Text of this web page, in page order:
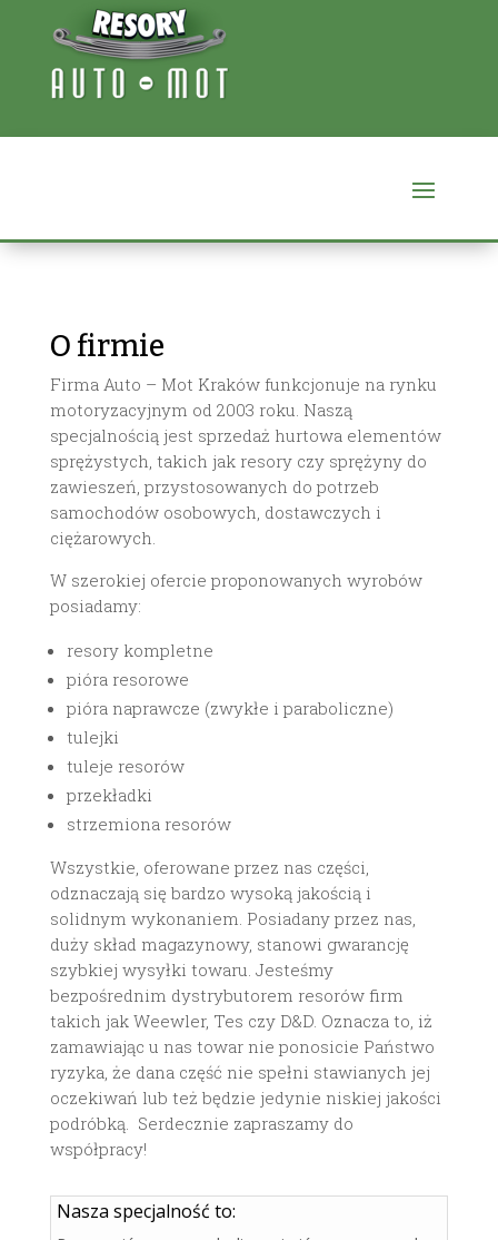
O firmie
Firma Auto – Mot Kraków funkcjonuje na rynku
motoryzacyjnym od 2003 roku. Naszą
specjalnością jest sprzedaż hurtowa elementów
sprężystych, takich jak resory czy sprężyny do
zawieszeń, przystosowanych do potrzeb
samochodów osobowych, dostawczych i
ciężarowych.
W szerokiej ofercie proponowanych wyrobów
posiadamy:
resory kompletne
pióra resorowe
pióra naprawcze (zwykłe i paraboliczne)
tulejki
tuleje resorów
przekładki
strzemiona resorów
Wszystkie, oferowane przez nas części,
odznaczają się bardzo wysoką jakością i
solidnym wykonaniem. Posiadany przez nas,
duży skład magazynowy, stanowi gwarancję
szybkiej wysyłki towaru. Jesteśmy
bezpośrednim dystrybutorem resorów firm
takich jak Weewler, Tes czy D&D. Oznacza to, iż
zamawiając u nas towar nie ponosicie Państwo
ryzyka, że dana część nie spełni stawianych jej
oczekiwań lub też będzie jedynie niskiej jakości
podróbką. Serdecznie zapraszamy do
współpracy!
Nasza specjalność to: